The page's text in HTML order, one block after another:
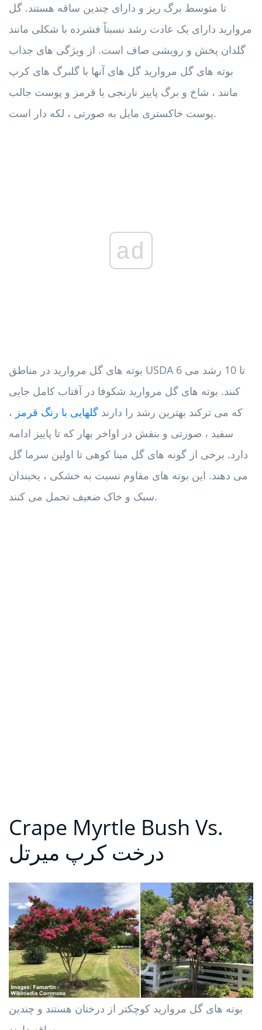
تا متوسط ​​برگ ریز و دارای چندین ساقه هستند. گل
مروارید دارای یک عادت رشد نسبتاً فشرده با شکلی مانند
گلدان پخش و رویشی صاف است. از ویژگی های جذاب
بوته های گل مروارید گل های آنها با گلبرگ های کرپ
مانند ، شاخ و برگ پاییز نارنجی یا قرمز و پوست جالب
پوست خاکستری مایل به صورتی ، لکه دار است.
ad
بوته های گل مروارید در مناطق USDA 6 تا 10 رشد می
کنند. بوته های گل مروارید شکوفا در آفتاب کامل جایی
که می ترکند بهترین رشد را دارند گلهایی با رنگ قرمز ،
سفید ، صورتی و بنفش در اواخر بهار که تا پاییز ادامه
دارد. برخی از گونه های گل مینا کوهی تا اولین سرما گل
می دهند. این بوته های مقاوم نسبت به خشکی ، یخبندان
سبک و خاک ضعیف تحمل می کنند.
Crape Myrtle Bush Vs.
درخت کرپ میرتل
بوته های گل مروارید کوچکتر از درختان هستند و چندین